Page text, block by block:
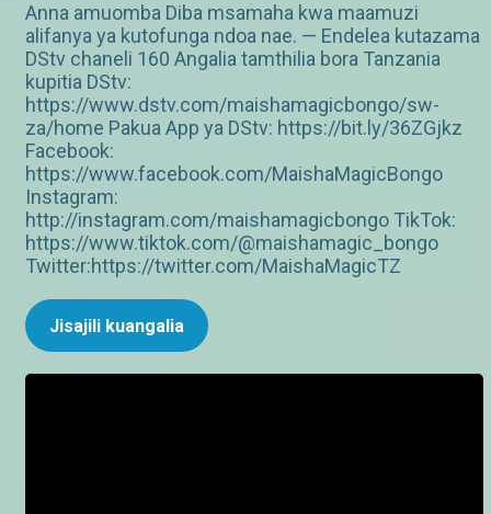
Anna amuomba Diba msamaha kwa maamuzi
alifanya ya kutofunga ndoa nae. — Endelea kutazama
DStv chaneli 160 Angalia tamthilia bora Tanzania
kupitia DStv:
https://www.dstv.com/maishamagicbongo/sw-
za/home Pakua App ya DStv: https://bit.ly/36ZGjkz
Facebook:
https://www.facebook.com/MaishaMagicBongo
Instagram:
http://instagram.com/maishamagicbongo TikTok:
https://www.tiktok.com/@maishamagic_bongo
Twitter:https://twitter.com/MaishaMagicTZ
Jisajili kuangalia